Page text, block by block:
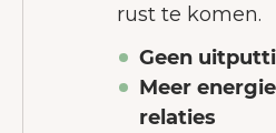
rust te komen.
Geen
Meer
relaties